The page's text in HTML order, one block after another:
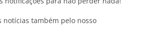
notícias também pelo nosso